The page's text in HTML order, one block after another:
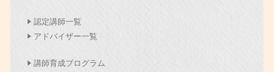
認定講師一覧
アドバイザー一覧
講師育成プログラム